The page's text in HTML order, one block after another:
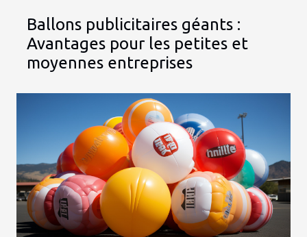
Ballons publicitaires géants :
Avantages pour les petites et
moyennes entreprises